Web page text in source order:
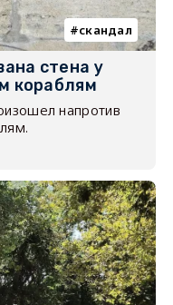
скандал
стена у
кораблям
напротив